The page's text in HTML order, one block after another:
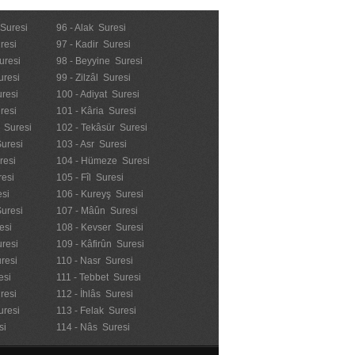
Suresi
96 - Alak Suresi
97 - Kadir Suresi
98 - Beyyine Suresi
99 - Zilzâl Suresi
100 - Adiyat Suresi
101 - Kâria Suresi
102 - Tekâsür Suresi
103 - Asr Suresi
104 - Hümeze Suresi
105 - Fîl Suresi
106 - Kureyş Suresi
107 - Mâûn Suresi
108 - Kevser Suresi
109 - Kâfirûn Suresi
110 - Nasr Suresi
111 - Tebbet Suresi
112 - İhlâs Suresi
113 - Felak Suresi
114 - Nâs Suresi